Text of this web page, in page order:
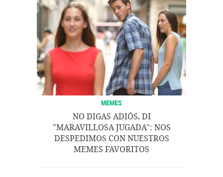
MEMES
NO DIGAS ADIÓS, DI
"MARAVILLOSA JUGADA": NOS
DESPEDIMOS CON NUESTROS
MEMES FAVORITOS